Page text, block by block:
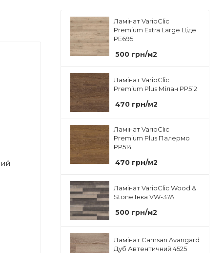
Ламінат VarioClic
Premium Extra Large Ціде
PE695
500 грн/м2
Ламінат VarioClic
Premium Plus Мілан PP512
470 грн/м2
Ламінат VarioClic
Premium Plus Палермо
PP514
470 грн/м2
Ламінат VarioClic Wood &
Stone Інка VW-37A
500 грн/м2
Ламінат Camsan Avangard
Дуб Автентичний 4525